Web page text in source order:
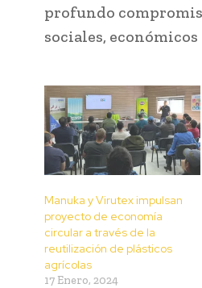
profundo
sociales,
Manuka y Virutex impulsan
proyecto de economía
circular a través de la
reutilización de plásticos
agrícolas
17 Enero, 2024